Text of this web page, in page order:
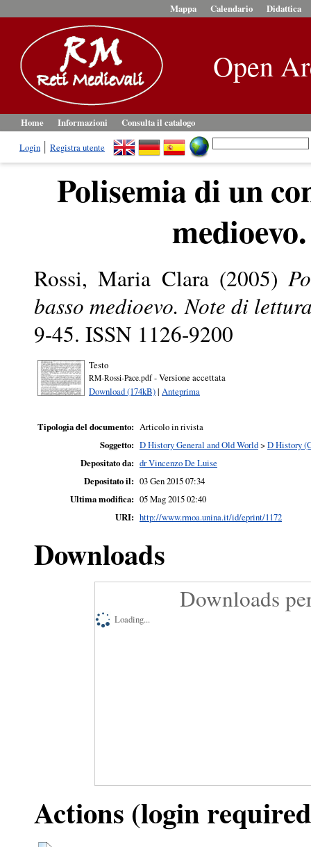
Mappa Calendario Didattica
Open
Home Informazioni
Consulta il catalogo
Login
Registra utente
Polisemia di un
Rossi, Maria Clara(2005)
basso medioevo. Note di
9-45. ISSN 1126-9200
Testo
RM-Rossi-Pace.pdf- Versione accettata
Download (174kB)| Anteprima
Tipologia del documento: Articolo in rivista
Soggetto: D History General and Old World> D History
Depositato da: dr Vincenzo De Luise
Depositato il: 03 Gen 2015 07:34
Ultima modifica: 05 Mag 2015 02:40
URI: http://www.rmoa.unina.it/id/eprint/1172
Downloads
Downloads
Loading...
Actions (login